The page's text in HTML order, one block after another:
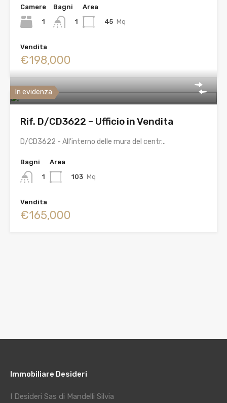
Camere
1
Bagni
1
Area
45 Mq
Vendita
€198,000
In evidenza
Rif. D/CD3622 – Ufficio in Vendita
D/CD3622 - All'interno delle mura del centr...
Bagni
1
Area
103 Mq
Vendita
€165,000
Immobiliare Desideri
I Desideri Sas di Mandelli Silvia